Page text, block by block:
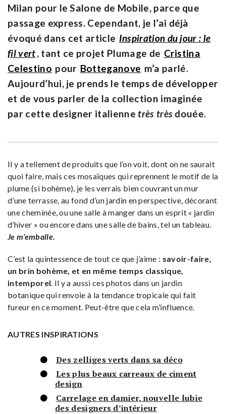
Milan pour le Salone de Mobile, parce que
passage express. Cependant, je l’ai déjà
évoqué dans cet article Inspiration du jour : le
fil vert, tant ce projet Plumage de Cristina
Celestino pour Botteganove m’a parlé.
Aujourd’hui, je prends le temps de développer
et de vous parler de la collection imaginée
par cette designer italiennetrès très douée.
Il y a tellement de produits que l’on voit, dont on ne saurait
quoi faire, mais ces mosaïques qui reprennent le motif de la
plume (si bohème), je les verrais bien couvrant un mur
d’une terrasse, au fond d’un jardin en perspective, décorant
une cheminée, ou une salle à manger dans un esprit « jardin
d’hiver » ou encore dans une salle de bains, tel un tableau.
Je m’emballe.
C’est la quintessence de tout ce que j’aime : savoir-faire,
un brin bohème, et en même temps classique,
intemporel. Il y a aussi ces photos dans un jardin
botanique qui renvoie à la tendance tropicale qui fait
fureur en ce moment. Peut-être que cela m’influence.
AUTRES INSPIRATIONS
Des zelliges verts dans sa déco
Les plus beaux carreaux de ciment
design
Carrelage en damier, nouvelle lubie
des designers d’intérieur